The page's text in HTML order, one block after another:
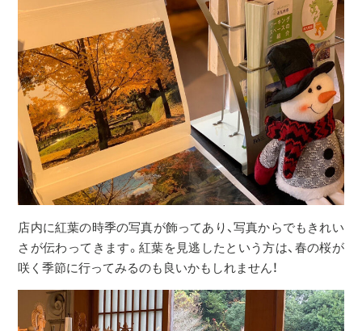
店内に紅葉の時季の写真が飾ってあり、写真からでもきれい
さが伝わってきます。紅葉を見逃したという方は、春の桜が
咲く季節に行ってみるのも良いかもしれません！